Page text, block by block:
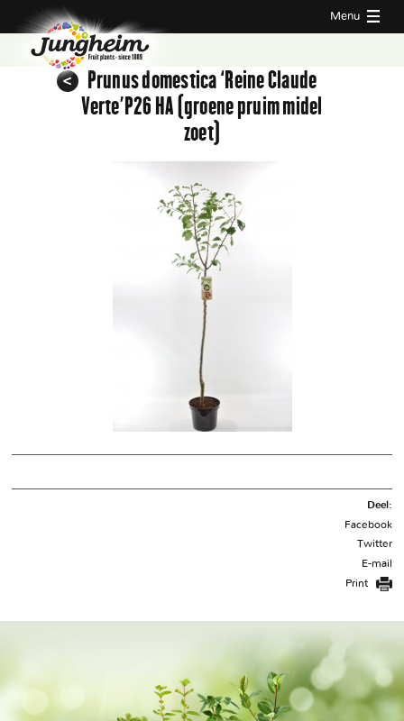
Menu
Prunus domestica ‘Reine Claude
Verte’P26 HA (groene pruim midel
zoet)
Deel:
Facebook
Twitter
E-mail
Print